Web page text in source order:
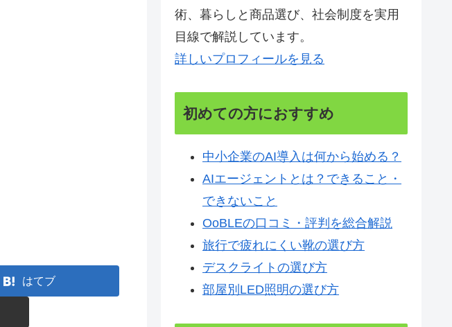
はてブ
術、暮らしと商品選び、社会制度を実用
目線で解説しています。
詳しいプロフィールを見る
初めての方におすすめ
中小企業のAI導入は何から始める？
AIエージェントとは？できること・
できないこと
OoBLEの口コミ・評判を総合解説
旅行で疲れにくい靴の選び方
デスクライトの選び方
部屋別LED照明の選び方